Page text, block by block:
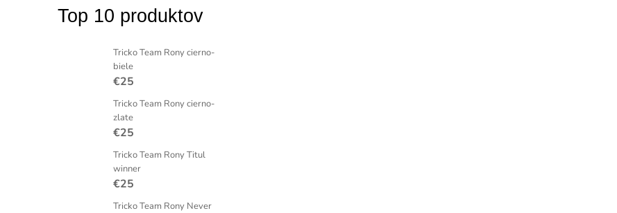
Top 10 produktov
Tricko Team Rony cierno-
biele
€25
Tricko Team Rony cierno-
zlate
€25
Tricko Team Rony Titul
winner
€25
Tricko Team Rony Never